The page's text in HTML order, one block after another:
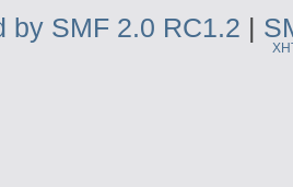
by SMF 2.0 RC1.2 |